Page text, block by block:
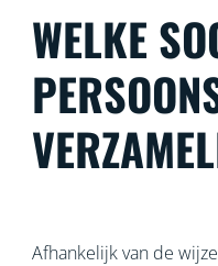
WELKE
Afhankelijk van de